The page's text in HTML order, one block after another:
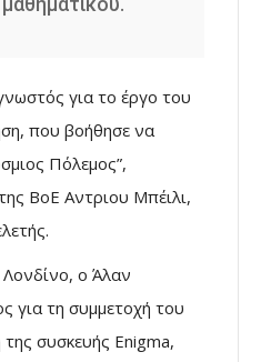
για το έργο του
που βοήθησε να
Πόλεμος”,
BoE Αντριου Μπέιλι,
ο Άλαν
για τη συμμετοχή του
συσκευής Enigma,